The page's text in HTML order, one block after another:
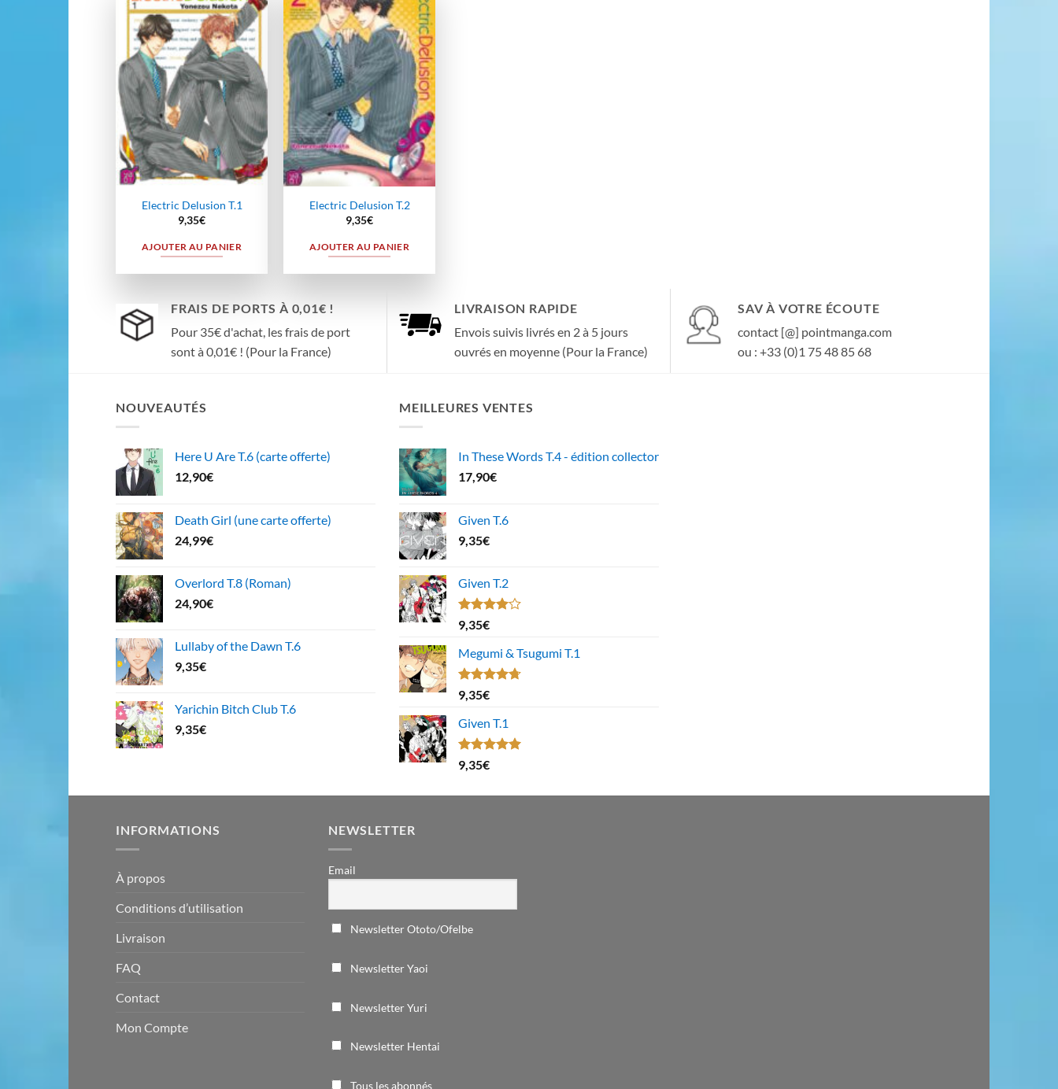
Ajouter
à la
wishlist
Electric Delusion T.1
9,35€
AJOUTER AU PANIER
Ajouter
à la
wishlist
Electric Delusion T.2
9,35€
AJOUTER AU PANIER
FRAIS DE PORTS À 0,01€ !
Pour 35€ d'achat, les frais de port
sont à 0,01€ ! (Pour la France)
LIVRAISON RAPIDE
Envois suivis livrés en 2 à 5 jours
ouvrés en moyenne (Pour la France)
SAV À VOTRE ÉCOUTE
contact [@] pointmanga.com
ou : +33 (0)1 75 48 85 68
NOUVEAUTÉS
Here U Are T.6 (carte offerte)
12,90€
Death Girl (une carte offerte)
24,99€
Overlord T.8 (Roman)
24,90€
Lullaby of the Dawn T.6
9,35€
Yarichin Bitch Club T.6
9,35€
MEILLEURES VENTES
In These Words T.4 - édition collector
17,90€
Given T.6
9,35€
Given T.2
Note
4.00
5
9,35€
Megumi & Tsugumi T.1
Note4.67
sur 5
9,35€
Given T.1
Note5.00
sur 5
9,35€
INFORMATIONS
À propos
Conditions d’utilisation
Livraison
FAQ
Contact
Mon Compte
NEWSLETTER
Email
Newsletter Ototo/Ofelbe
Newsletter Yaoi
Newsletter Yuri
Newsletter Hentai
Tous les abonnés